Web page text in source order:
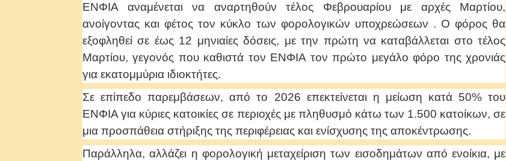
ΕΝΦΙΑ αναμένεται να αναρτηθούν τέλος Φεβρουαρίου με αρχές Μαρτίου,
ανοίγοντας και φέτος τον κύκλο των φορολογικών υποχρεώσεων . Ο φόρος θα
εξοφληθεί σε έως 12 μηνιαίες δόσεις, με την πρώτη να καταβάλλεται στο τέλος
Μαρτίου, γεγονός που καθιστά τον ΕΝΦΙΑ τον πρώτο μεγάλο φόρο της χρονιάς
για εκατομμύρια ιδιοκτήτες.
Σε επίπεδο παρεμβάσεων, από το 2026 επεκτείνεται η μείωση κατά 50% του
ΕΝΦΙΑ για κύριες κατοικίες σε περιοχές με πληθυσμό κάτω των 1.500 κατοίκων, σε
μια προσπάθεια στήριξης της περιφέρειας και ενίσχυσης της αποκέντρωσης.
Παράλληλα, αλλάζει η φορολογική μεταχείριση των εισοδημάτων από ενοίκια, με